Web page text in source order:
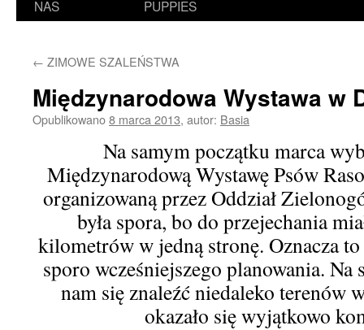
NAS
PUPPIES
← ZIMOWE SZALEŃSTWA
Międzynarodowa Wystawa w
Opublikowano8 marca 2013, autor: Basia
Na samym początku marca
Międzynarodową Wystawę Psów
organizowaną przez Oddział
była spora, bo do przejechania
kilometrów w jedną stronę. Oznacza
sporo wcześniejszego planowania. Na
nam się znaleźć niedaleko terenów
okazało się wyjątkowo